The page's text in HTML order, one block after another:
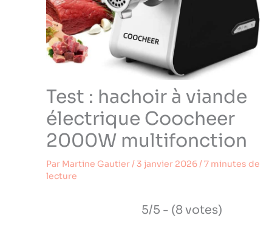
Test : hachoir à viande
électrique Coocheer
2000W multifonction
Par Martine Gautier/3 janvier 2026/7 minutes de
lecture
5/5 - (8 votes)